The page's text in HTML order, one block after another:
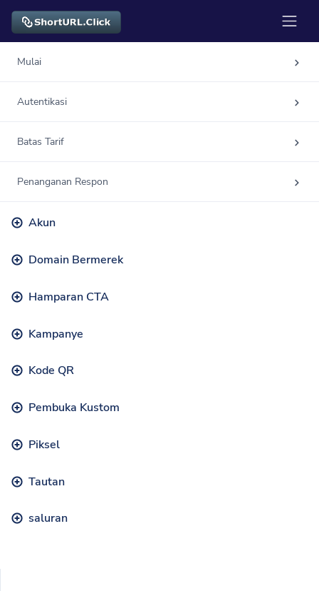
Mulai
Autentikasi
Batas Tarif
Penanganan Respon
Akun
Domain Bermerek
Hamparan CTA
Kampanye
Kode QR
Pembuka Kustom
Piksel
Tautan
saluran